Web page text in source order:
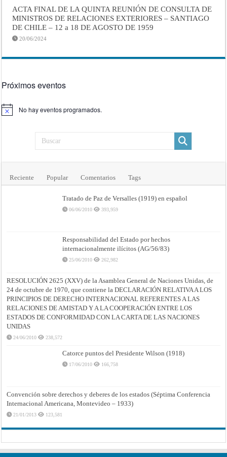
ACTA FINAL DE LA QUINTA REUNIÓN DE CONSULTA DE
MINISTROS DE RELACIONES EXTERIORES – SANTIAGO
DE CHILE – 12 a 18 DE AGOSTO DE 1959
20/06/2024
Próximos eventos
Aviso No hay eventos programados.
Reciente Popular Comentarios Tags
Tratado de Paz de Versalles (1919) en español
06/06/2010 393,959
Responsabilidad del Estado por hechos
internacionalmente ilícitos (AG/56/83)
25/06/2010 262,982
RESOLUCIÓN 2625 (XXV) de la Asamblea General de Naciones Unidas, de
24 de octubre de 1970, que contiene la DECLARACIÓN RELATIVA A LOS
PRINCIPIOS DE DERECHO INTERNACIONAL REFERENTES A LAS
RELACIONES DE AMISTAD Y A LA COOPERACIÓN ENTRE LOS
ESTADOS DE CONFORMIDAD CON LA CARTA DE LAS NACIONES
UNIDAS
24/06/2010 238,572
Catorce puntos del Presidente Wilson (1918)
17/06/2010 166,758
Convención sobre derechos y deberes de los estados (Séptima Conferencia
Internacional Americana, Montevideo – 1933)
21/01/2013 123,581